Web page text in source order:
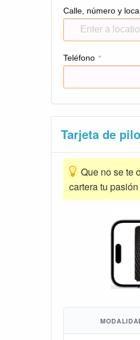
Calle, número y
Teléfono *
Tarjeta de
Que no se te
cartera tu